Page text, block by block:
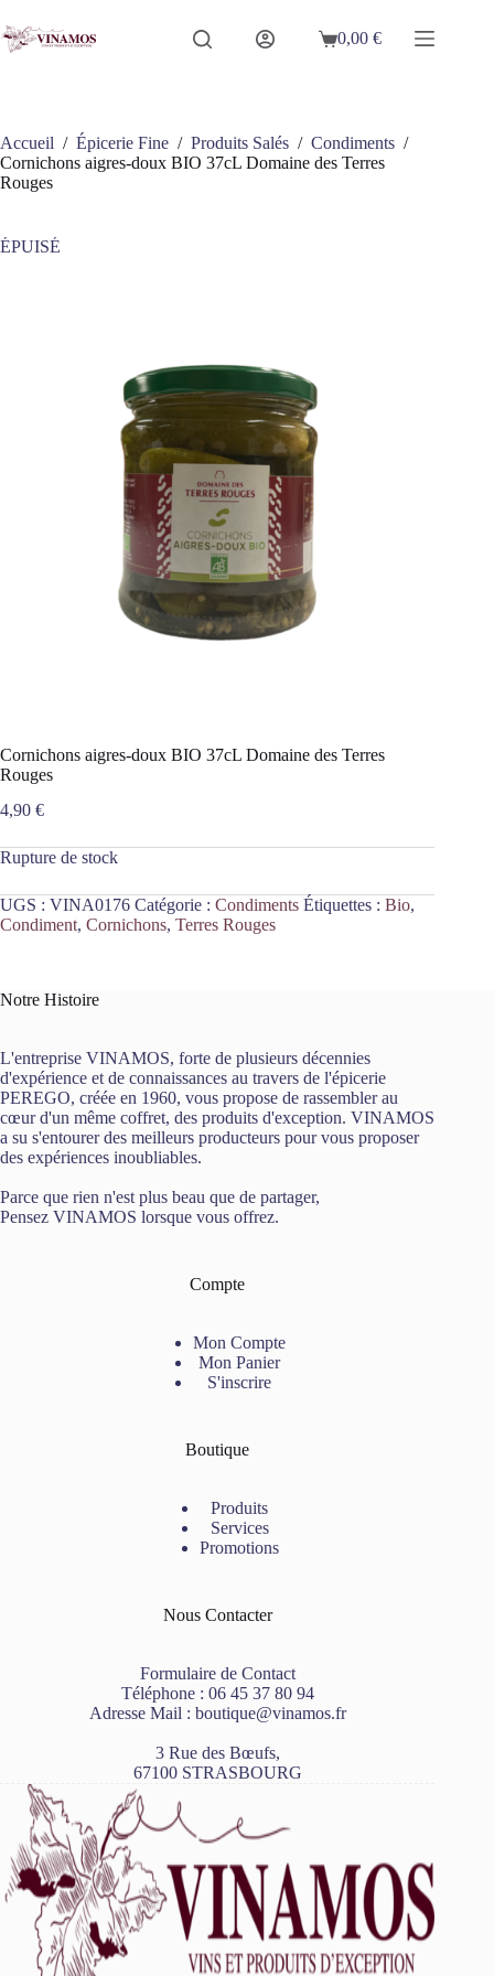
au
contenu
Panier
0,00€
Accueil / Épicerie Fine / Produits Salés / Condiments /
Cornichons aigres-doux BIO 37cL Domaine des Terres
Rouges
ÉPUISÉ
Cornichons aigres-doux BIO 37cL Domaine des Terres
Rouges
4,90 €
Rupture de stock
UGS : VINA0176 Catégorie : Condiments Étiquettes : Bio,
Condiment, Cornichons, Terres Rouges
Notre Histoire
L'entreprise VINAMOS, forte de plusieurs décennies
d'expérience et de connaissances au travers de l'épicerie
PEREGO, créée en 1960, vous propose de rassembler au
cœur d'un même coffret, des produits d'exception. VINAMOS
a su s'entourer des meilleurs producteurs pour vous proposer
des expériences inoubliables.
Parce que rien n'est plus beau que de partager,
Pensez VINAMOS lorsque vous offrez.
Compte
Mon Compte
Mon Panier
S'inscrire
Boutique
Produits
Services
Promotions
Nous Contacter
Formulaire de Contact
Téléphone : 06 45 37 80 94
Adresse Mail : boutique@vinamos.fr
3 Rue des Bœufs,
67100 STRASBOURG